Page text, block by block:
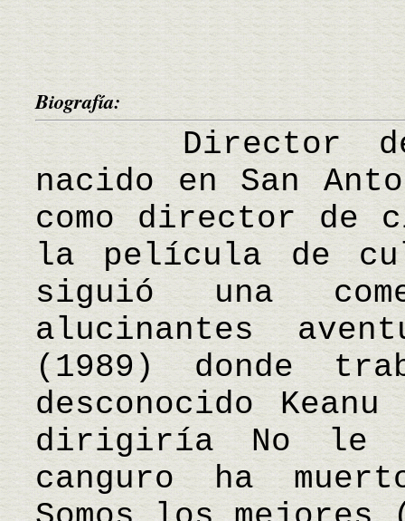
Biografía:
Director de
nacido en San
como director de
la película de
siguió una
alucinantes
(1989) donde
desconocido
dirigiría No le
canguro ha